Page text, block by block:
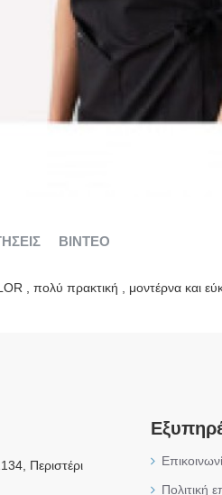
ΒΊΝΤΕΟ
, πολύ πρακτική , μοντέρνα και
Περιστέρι
Πολιτική